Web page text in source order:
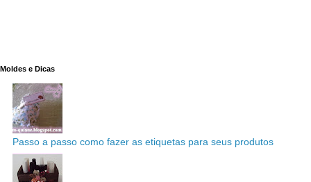
Moldes e Dicas
Passo a passo como fazer as etiquetas para seus produtos